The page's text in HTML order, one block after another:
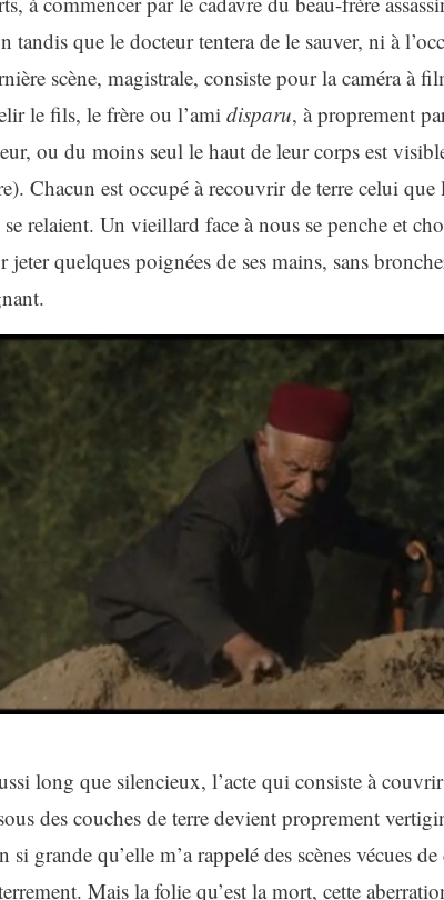
tandis que le docteur tentera de le sauver, ni à
scène, magistrale, consiste pour la caméra à
le fils, le frère ou l’ami disparu, à proprement
ou du moins seul le haut de leur corps est
Chacun est occupé à recouvrir de terre celui que
relaient. Un vieillard face à nous se penche et
quelques poignées de ses mains, sans
long que silencieux, l’acte qui consiste à
des couches de terre devient proprement
si grande qu’elle m’a rappelé des scènes vécues
Mais la folie qu’est la mort, cette